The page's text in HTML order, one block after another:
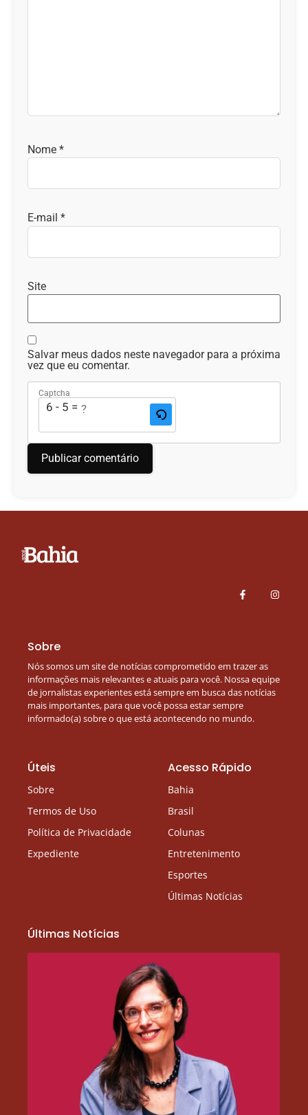
Nome *
E-mail *
Site
Salvar meus dados neste navegador para a próxima
vez que eu comentar.
Captcha
6 - 5 = ?
Sobre
Nós somos um site de notícias comprometido em trazer as
informações mais relevantes e atuais para você. Nossa equipe
de jornalistas experientes está sempre em busca das notícias
mais importantes, para que você possa estar sempre
informado(a) sobre o que está acontecendo no mundo.
Úteis
Sobre
Termos de Uso
Política de Privacidade
Expediente
Acesso Rápido
Bahia
Brasil
Colunas
Entretenimento
Esportes
Últimas Notícias
Últimas Notícias